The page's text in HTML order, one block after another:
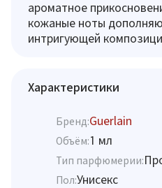
ароматное
кожаные ноты
интригующей
Характеристики
Бренд:Guerlain
Объём:1 мл
Тип парфюмерии:
Пол:Унисекс